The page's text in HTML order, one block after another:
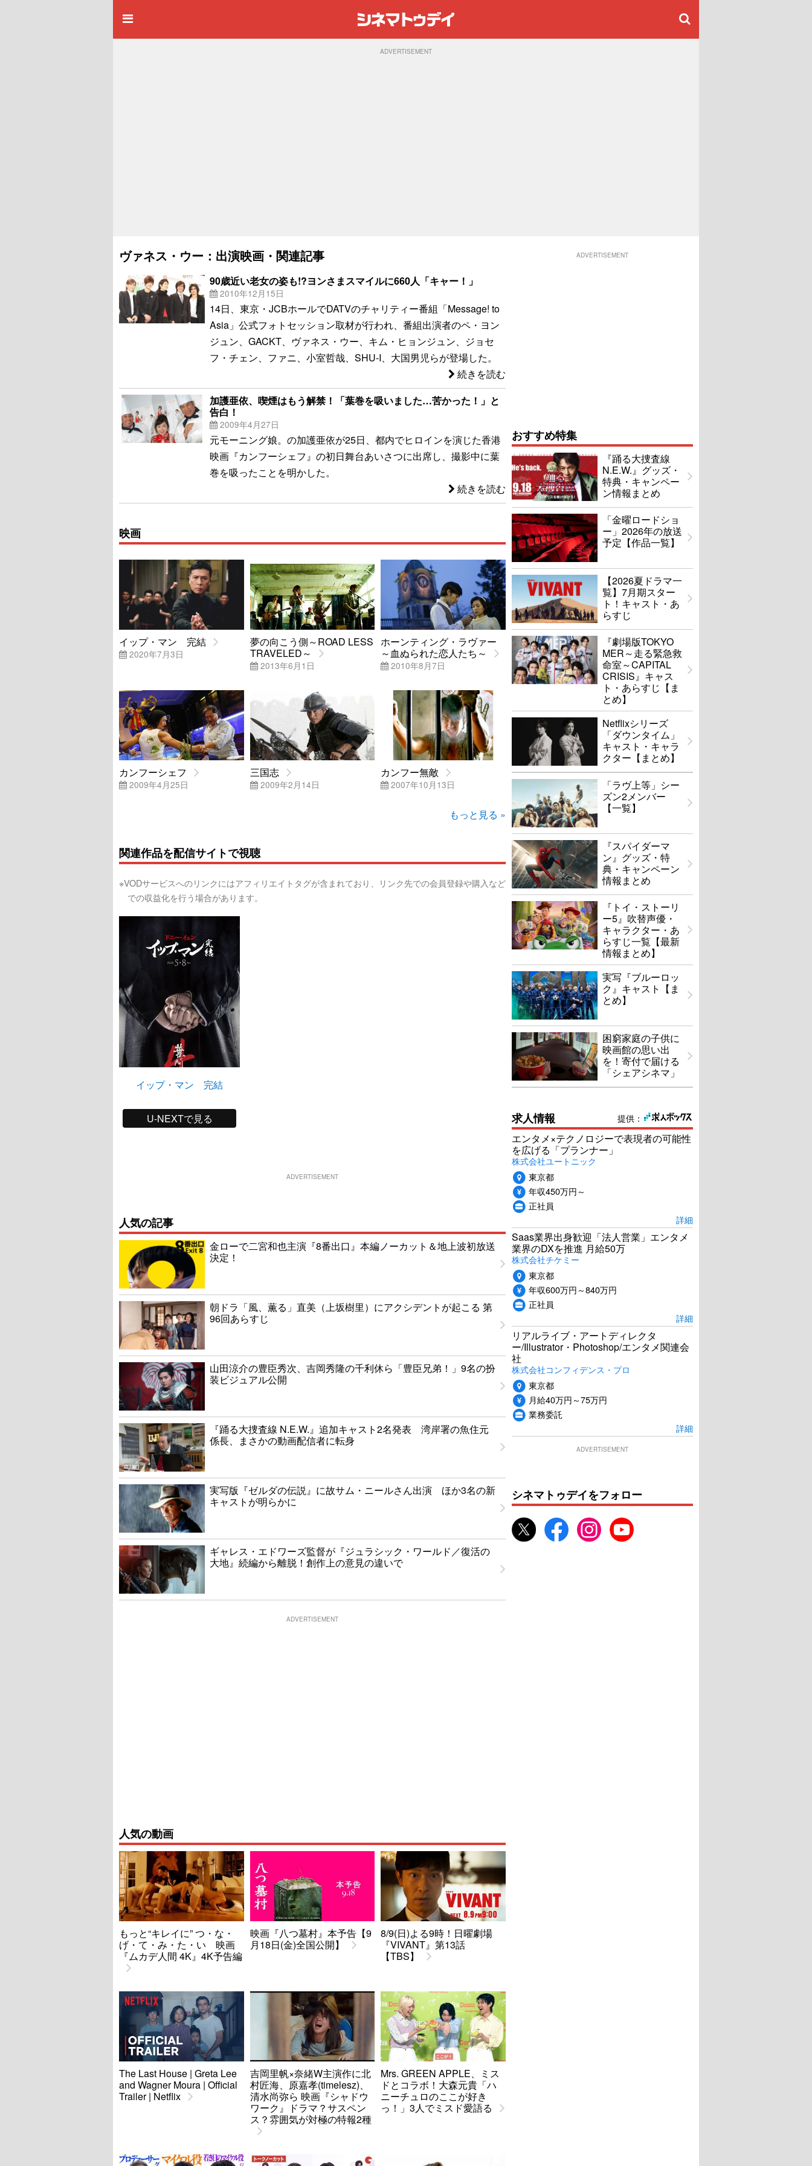
ADVERTISEMENT
ヴァネス・ウー：出演映画・関連記事
90歳近い老女の姿も!?ヨンさまスマイルに660人「キャー！」
2010年12月15日
14日、東京・JCBホールでDATVのチャリティー番組「Message! to
Asia」公式フォトセッション取材が行われ、番組出演者のペ・ヨン
ジュン、GACKT、ヴァネス・ウー、キム・ヒョンジュン、ジョセ
フ・チェン、ファニ、小室哲哉、SHU-I、大国男児らが登場した。
続きを読む
加護亜依、喫煙はもう解禁！「葉巻を吸いました…苦かった！」と
告白！
2009年4月27日
元モーニング娘。の加護亜依が25日、都内でヒロインを演じた香港
映画『カンフーシェフ』の初日舞台あいさつに出席し、撮影中に葉
巻を吸ったことを明かした。
続きを読む
映画
イップ・マン 完結
2020年7月3日
夢の向こう側～ROAD LESS
TRAVELED～
2013年6月1日
ホーンティング・ラヴァー
～血ぬられた恋人たち～
2010年8月7日
カンフーシェフ
2009年4月25日
三国志
2009年2月14日
カンフー無敵
2007年10月13日
もっと見る »
関連作品を配信サイトで視聴
※VODサービスへのリンクにはアフィリエイトタグが含まれており、リンク先での会員登録や購入など
での収益化を行う場合があります。
イップ・マン 完結
U-NEXTで見る
ADVERTISEMENT
人気の記事
金ローで二宮和也主演『8番出口』本編ノーカット＆地上波初放送
決定！
朝ドラ「風、薫る」直美（上坂樹里）にアクシデントが起こる 第
96回あらすじ
山田涼介の豊臣秀次、吉岡秀隆の千利休ら「豊臣兄弟！」9名の扮
装ビジュアル公開
『踊る大捜査線 N.E.W.』追加キャスト2名発表 湾岸署の魚住元
係長、まさかの動画配信者に転身
実写版『ゼルダの伝説』に故サム・ニールさん出演 ほか3名の新
キャストが明らかに
ギャレス・エドワーズ監督が『ジュラシック・ワールド／復活の
大地』続編から離脱！創作上の意見の違いで
ADVERTISEMENT
人気の動画
もっと“キレイに” つ・な・
げ・て・み・た・い 映画
『ムカデ人間 4K』4K予告編
映画『八つ墓村』本予告【9
月18日(金)全国公開】
8/9(日)よる9時！日曜劇場
『VIVANT』第13話
【TBS】
The Last House | Greta Lee
and Wagner Moura | Official
Trailer | Netflix
吉岡里帆×奈緒W主演作に北
村匠海、原嘉孝(timelesz)、
清水尚弥ら 映画『シャドウ
ワーク』ドラマ？サスペン
ス？雰囲気が対極の特報2種
Mrs. GREEN APPLE、ミス
ドとコラボ！大森元貴「ハ
ニーチュロのここが好き
っ！」3人でミスド愛語る
ADVERTISEMENT
おすすめ特集
『踊る大捜査線
N.E.W.』グッズ・
特典・キャンペー
ン情報まとめ
「金曜ロードショ
ー」2026年の放送
予定【作品一覧】
【2026夏ドラマ一
覧】7月期スター
ト！キャスト・あ
らすじ
『劇場版TOKYO
MER～走る緊急救
命室～CAPITAL
CRISIS』キャス
ト・あらすじ【ま
とめ】
Netflixシリーズ
「ダウンタイム」
キャスト・キャラ
クター【まとめ】
「ラヴ上等」シー
ズン2メンバー
【一覧】
『スパイダーマ
ン』グッズ・特
典・キャンペーン
情報まとめ
『トイ・ストーリ
ー5』吹替声優・
キャラクター・あ
らすじ一覧【最新
情報まとめ】
実写『ブルーロッ
ク』キャスト【ま
とめ】
困窮家庭の子供に
映画館の思い出
を！寄付で届ける
「シェアシネマ」
提供：
求人情報
エンタメ×テクノロジーで表現者の可能性
を広げる「プランナー」
株式会社ユートニック
東京都
年収450万円～
正社員
詳細
Saas業界出身歓迎「法人営業」エンタメ
業界のDXを推進 月給50万
株式会社チケミー
東京都
年収600万円～840万円
正社員
詳細
リアルライブ・アートディレクタ
ー/Illustrator・Photoshop/エンタメ関連会
社
株式会社コンフィデンス・プロ
東京都
月給40万円～75万円
業務委託
詳細
ADVERTISEMENT
シネマトゥデイをフォロー